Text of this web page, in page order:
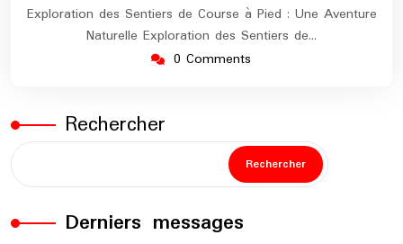
Exploration des Sentiers de Course à Pied : Une Aventure
Naturelle Exploration des Sentiers de…
0 Comments
Rechercher
Rechercher
Derniers messages